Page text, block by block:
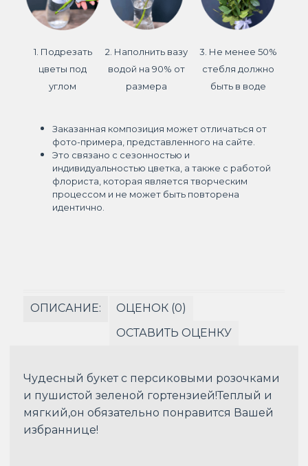
1. Подрезать
цветы под
углом
2. Наполнить вазу
водой на 90% от
размера
3. Не менее 50%
стебля должно
быть в воде
Заказанная композиция может отличаться от
фото-примера, представленного на сайте.
Это связано с сезонностью и
индивидуальностью цветка, а также с работой
флориста, которая является творческим
процессом и не может быть повторена
идентично.
ОПИСАНИЕ:
ОЦЕНОК (0)
ОСТАВИТЬ ОЦЕНКУ
Чудесный букет с персиковыми розочками
и пушистой зеленой гортензией!Теплый и
мягкий,он обязательно понравится Вашей
избраннице!